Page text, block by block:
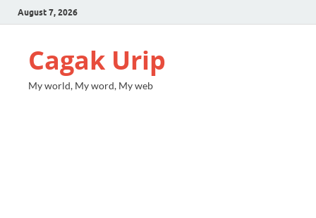
August 7, 2026
Cagak Urip
My world, My word, My web